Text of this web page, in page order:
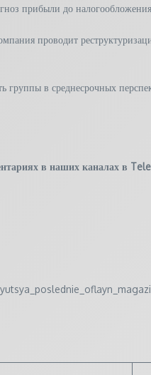
прибыли до
проводит
в среднесрочных
в наших каналах в